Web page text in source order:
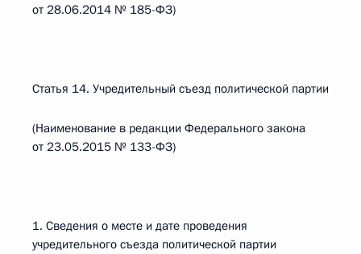
от 28.06.2014 № 185-ФЗ)
Статья 14. Учредительный съезд политической партии
(Наименование в редакции Федерального закона
от 23.05.2015 № 133-ФЗ)
1. Сведения о месте и дате проведения
учредительного съезда политической партии